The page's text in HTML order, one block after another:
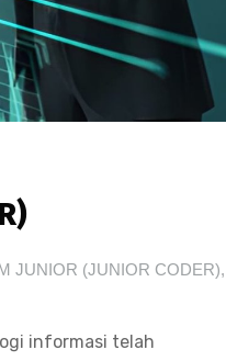
JUNIOR (JUNIOR CODER),
informasi telah